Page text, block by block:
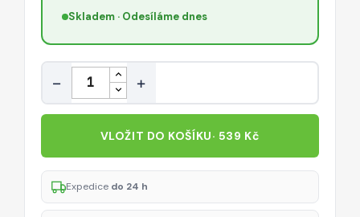
Skladem · Odesíláme dnes
Množství
− +
VLOŽIT DO KOŠÍKU· 539 Kč
Expedice do 24 h